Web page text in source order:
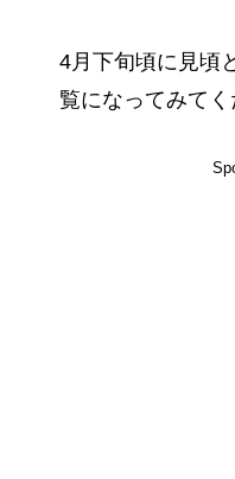
4月下旬頃に見頃
覧になってみてく